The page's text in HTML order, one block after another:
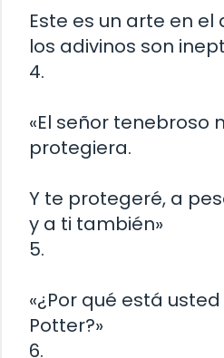
Este es un arte en
los adivinos son
4.
«El señor tenebroso
protegiera.
Y te protegeré, a
y a ti también»
5.
«¿Por qué está
Potter?»
6.